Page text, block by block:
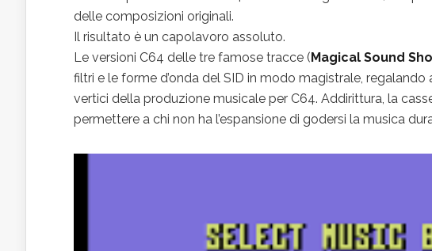
delle composizioni originali.
Il risultato è un capolavoro assoluto.
Le versioni C64 delle tre famose tracce (Magical Sound
filtri e le forme d’onda del SID in modo magistrale,
vertici della produzione musicale per C64. Addirittura, la
permettere a chi non ha l’espansione di godersi la musica